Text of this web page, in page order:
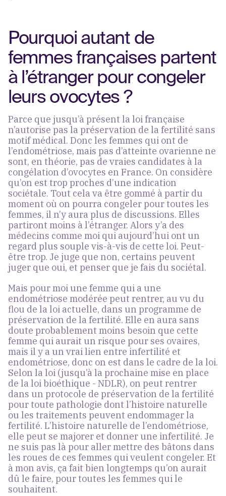
Pourquoi autant de
femmes françaises partent
à l’étranger pour congeler
leurs ovocytes ?
Parce que jusqu’à présent la loi française
n’autorise pas la préservation de la fertilité sans
motif médical. Donc les femmes qui ont de
l’endométriose, mais pas d’atteinte ovarienne ne
sont, en théorie, pas de vraies candidates à la
congélation d’ovocytes en France. On considère
qu’on est trop proches d’une indication
sociétale. Tout cela va être gommé à partir du
moment où on pourra congeler pour toutes les
femmes, il n’y aura plus de discussions. Elles
partiront moins à l’étranger. Alors y’a des
médecins comme moi qui aujourd’hui ont un
regard plus souple vis-à-vis de cette loi. Peut-
être trop. Je juge que non, certains peuvent
juger que oui, et penser que je fais du sociétal.
Mais pour moi une femme qui a une
endométriose modérée peut rentrer, au vu du
flou de la loi actuelle, dans un programme de
préservation de la fertilité. Elle en aura sans
doute probablement moins besoin que cette
femme qui aurait un risque pour ses ovaires,
mais il y a un vrai lien entre infertilité et
endométriose, donc on est dans le cadre de la loi.
Selon la loi (jusqu’à la prochaine mise en place
de la loi bioéthique - NDLR), on peut rentrer
dans un protocole de préservation de la fertilité
pour toute pathologie dont l’histoire naturelle
ou les traitements peuvent endommager la
fertilité. L’histoire naturelle de l’endométriose,
elle peut se majorer et donner une infertilité. Je
ne suis pas là pour aller mettre des bâtons dans
les roues de ces femmes qui veulent congeler. Et
à mon avis, ça fait bien longtemps qu’on aurait
dû le faire, pour toutes les femmes qui le
souhaitent.